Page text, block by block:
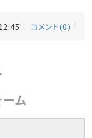
12:45 コメント(0)
ーム